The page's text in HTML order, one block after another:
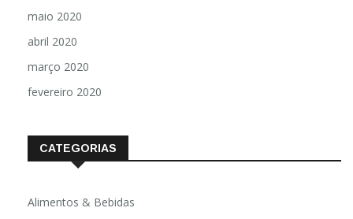
maio 2020
abril 2020
março 2020
fevereiro 2020
CATEGORIAS
Alimentos & Bebidas